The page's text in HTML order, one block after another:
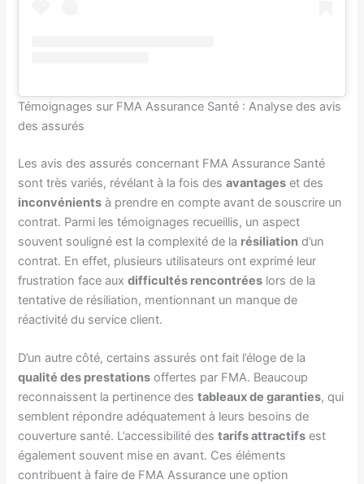
Témoignages sur FMA Assurance Santé : Analyse des avis
des assurés
Les avis des assurés concernant FMA Assurance Santé
sont très variés, révélant à la fois desavantages et des
inconvénients à prendre en compte avant de souscrire un
contrat. Parmi les témoignages recueillis, un aspect
souvent souligné est la complexité de la résiliation d’un
contrat. En effet, plusieurs utilisateurs ont exprimé leur
frustration face auxdifficultés rencontrées lors de la
tentative de résiliation, mentionnant un manque de
réactivité du service client.
D’un autre côté, certains assurés ont fait l’éloge de la
qualité des prestations offertes par FMA. Beaucoup
reconnaissent la pertinence destableaux de garanties, qui
semblent répondre adéquatement à leurs besoins de
couverture santé. L’accessibilité destarifs attractifs est
également souvent mise en avant. Ces éléments
contribuent à faire de FMA Assurance une option